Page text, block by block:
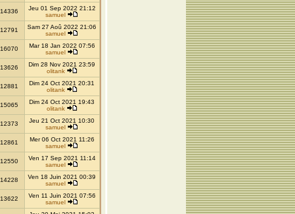
14336
Jeu 01 Sep 2022 21:12
samuel
12791
Sam 27 Aoû 2022 21:06
samuel
16070
Mar 18 Jan 2022 07:56
samuel
13626
Dim 28 Nov 2021 23:59
olitank
12881
Dim 24 Oct 2021 20:31
olitank
15065
Dim 24 Oct 2021 19:43
olitank
12373
Jeu 21 Oct 2021 10:30
samuel
12861
Mer 06 Oct 2021 11:26
samuel
12550
Ven 17 Sep 2021 11:14
samuel
14228
Ven 18 Juin 2021 00:39
samuel
13622
Ven 11 Juin 2021 07:56
samuel